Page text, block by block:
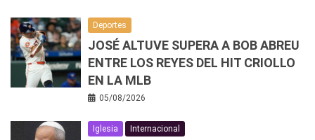
Deportes
JOSÉ ALTUVE SUPERA A BOB ABREU
ENTRE LOS REYES DEL HIT CRIOLLO
EN LA MLB
05/08/2026
Iglesia Internacional